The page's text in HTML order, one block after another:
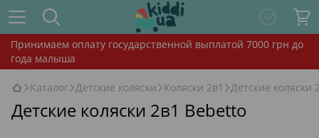
Принимаем оплату государственной выплатой 7000 грн до
года малыша
Каталог Детские коляски Коляски 2в1 Детские коляски
Детские коляски 2в1 Bebetto